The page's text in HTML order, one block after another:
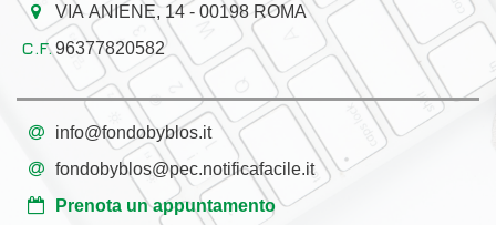
VIA ANIENE, 14 - 00198 ROMA
96377820582
info@fondobyblos.it
fondobyblos@pec.notificafacile.it
Prenota un appuntamento